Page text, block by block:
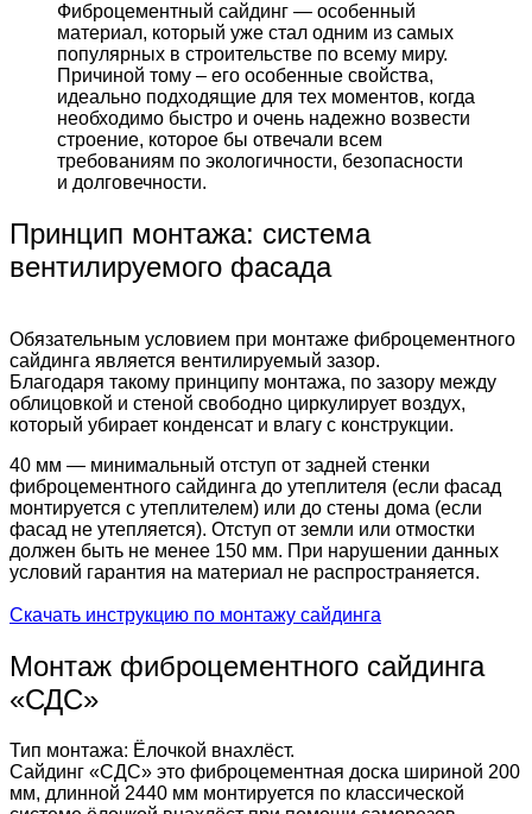
Фиброцементный сайдинг — особенный
материал, который уже стал одним из самых
популярных в строительстве по всему миру.
Причиной тому – его особенные свойства,
идеально подходящие для тех моментов, когда
необходимо быстро и очень надежно возвести
строение, которое бы отвечали всем
требованиям по экологичности, безопасности
и долговечности.
Принцип монтажа: система
вентилируемого фасада
Обязательным условием при монтаже фиброцементного
сайдинга является вентилируемый зазор.
Благодаря такому принципу монтажа, по зазору между
облицовкой и стеной свободно циркулирует воздух,
который убирает конденсат и влагу с конструкции.
40 мм — минимальный отступ от задней стенки
фиброцементного сайдинга до утеплителя (если фасад
монтируется с утеплителем) или до стены дома (если
фасад не утепляется). Отступ от земли или отмостки
должен быть не менее 150 мм. При нарушении данных
условий гарантия на материал не распространяется.
Скачать инструкцию по монтажу сайдинга
Монтаж фиброцементного сайдинга
«СДС»
Тип монтажа: Ёлочкой внахлёст.
Сайдинг «СДС» это фиброцементная доска шириной 200
мм, длинной 2440 мм монтируется по классической